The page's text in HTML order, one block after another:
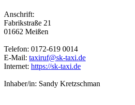
Anschrift:
Fabrikstraße 21
01662 Meißen
Telefon: 0172-619 0014
E-Mail: taxiruf@sk-taxi.de
Internet: https://sk-taxi.de
Inhaber/in: Sandy Kretzschman